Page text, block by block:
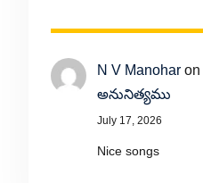
N V Manoharon
అనునిత్యము
July 17, 2026
Nice songs